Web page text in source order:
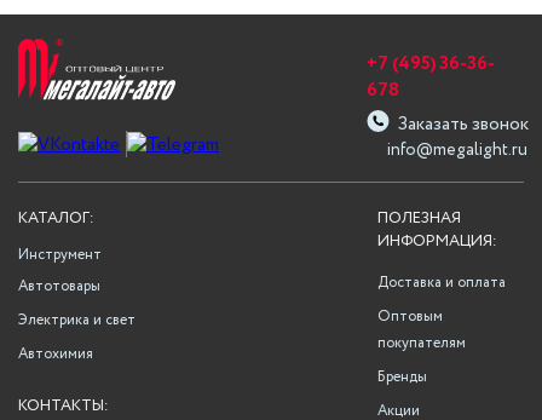
info@megalight.ru
+7 (495) 36-36-
678
Заказать звонок
ПОЛЕЗНАЯ
ИНФОРМАЦИЯ:
Доставка и оплата
Оптовым
покупателям
Бренды
Акции
КАТАЛОГ:
Инструмент
Автотовары
Электрика и свет
Автохимия
КОНТАКТЫ: